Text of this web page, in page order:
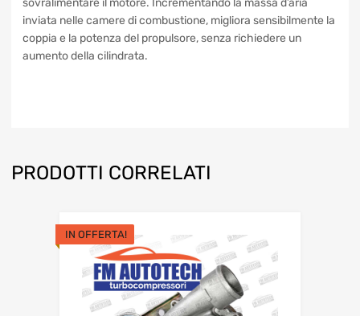
A cosa serve, concludiamo!Il Turbocompressore Turbina
recupera parte dell’energia dei gas di scarico e la utilizza
per sovralimentare il motore. Incrementando la massa
PRODOTTI CORRELATI
IN OFFERTA!